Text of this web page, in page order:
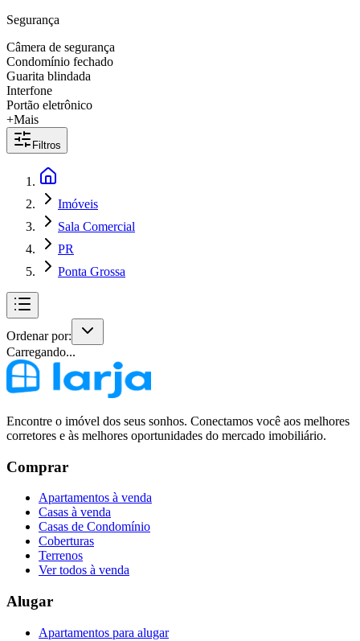
Segurança
Câmera de segurança
Condomínio fechado
Guarita blindada
Interfone
Portão eletrônico
+Mais
Filtros
Imóveis
Sala Comercial
PR
Ponta Grossa
Ordenar por:
Carregando...
Encontre o imóvel dos seus sonhos. Conectamos você aos melhores
corretores e às melhores oportunidades do mercado imobiliário.
Comprar
Apartamentos à venda
Casas à venda
Casas de Condomínio
Coberturas
Terrenos
Ver todos à venda
Alugar
Apartamentos para alugar